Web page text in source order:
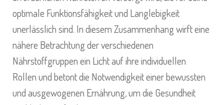
optimale Funktionsfähigkeit und Langlebigkeit
unerlässlich sind. In diesem Zusammenhang wirft eine
nähere Betrachtung der verschiedenen
Nährstoffgruppen ein Licht auf ihre individuellen
Rollen und betont die Notwendigkeit einer bewussten
und ausgewogenen Ernährung, um die Gesundheit